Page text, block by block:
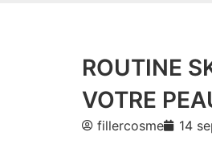
ROUTINE
VOTRE
fillercosme 14